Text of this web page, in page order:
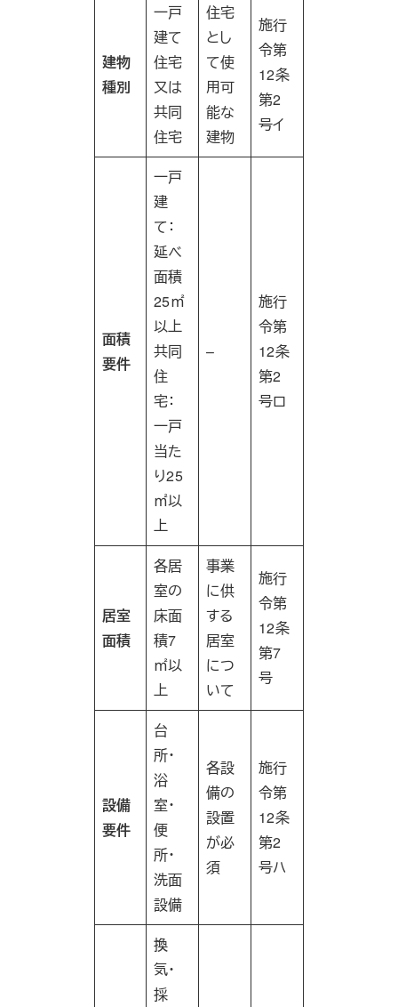
建物
種別
一戸
建て
住宅
又は
共同
住宅
住宅
とし
て使
用可
能な
建物
施行
令第
12条
第2
号イ
面積
要件
一戸
建
て：
延べ
面積
25㎡
以上
共同
住
宅：
一戸
当た
り25
㎡以
上
–
施行
令第
12条
第2
号ロ
居室
面積
各居
室の
床面
積7
㎡以
上
事業
に供
する
居室
につ
いて
施行
令第
12条
第7
号
設備
要件
台
所・
浴
室・
便
所・
洗面
設備
各設
備の
設置
が必
須
施行
令第
12条
第2
号ハ
換
気・
採